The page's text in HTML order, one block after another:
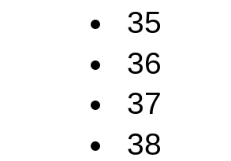
35
36
37
38